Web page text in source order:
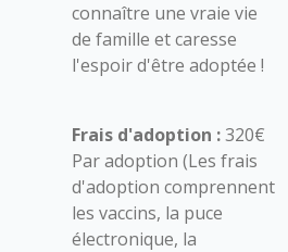
connaître une vraie vie
de famille et caresse
l'espoir d'être adoptée !
Frais d'adoption :320€
Par adoption (Les frais
d'adoption comprennent
les vaccins, la puce
électronique, la